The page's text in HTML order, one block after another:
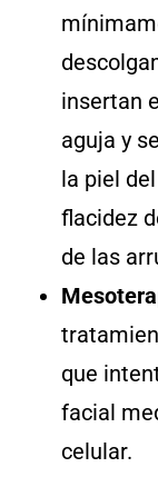
insertan
aguja y
la piel
flacidez
de las
que
facial
celular.